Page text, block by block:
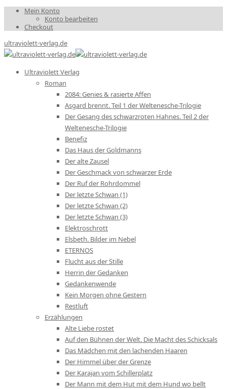
Mein Konto
Konto bearbeiten
Checkout
ultraviolett-verlag.de
Ultraviolett Verlag
Roman
2084: Genies & rasierte Affen
Asgard brennt. Teil 1 der Weltenesche-Trilogie
Der Gesang des schwarzroten Hahnes. Teil 2 der
Weltenesche-Trilogie
Benefiz
Das Haus der Goldmanns
Der alte Zausel
Der Geschmack von schwarzer Erde
Der Ruf der Rohrdommel
Der letzte Schwan (1)
Der letzte Schwan (2)
Der letzte Schwan (3)
Elektroschrott
Elsbeth. Bilder im Nebel
ETERNOS
Flucht aus der Stille
Herrin der Gedanken
Gedankenwende
Kein Morgen ohne Gestern
Restluft
Erzählungen
Alte Liebe rostet
Auf den Bühnen der Welt. Die Macht des Schicksals
Das Mädchen mit den lachenden Haaren
Der Himmel über der Grenze
Der Karajan vom Schillerplatz
Der Mann mit dem Hut mit dem Hund wo bellt